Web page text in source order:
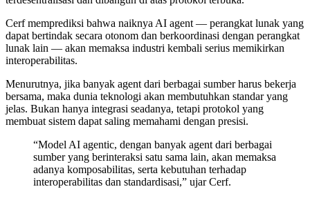
Cerf memprediksi bahwa naiknya AI agent — perangkat lunak yang
dapat bertindak secara otonom dan berkoordinasi dengan perangkat
lunak lain — akan memaksa industri kembali serius memikirkan
interoperabilitas.
Menurutnya, jika banyak agent dari berbagai sumber harus bekerja
bersama, maka dunia teknologi akan membutuhkan standar yang
jelas. Bukan hanya integrasi seadanya, tetapi protokol yang
membuat sistem dapat saling memahami dengan presisi.
“Model AI agentic, dengan banyak agent dari berbagai
sumber yang berinteraksi satu sama lain, akan memaksa
adanya komposabilitas, serta kebutuhan terhadap
interoperabilitas dan standardisasi,” ujar Cerf.